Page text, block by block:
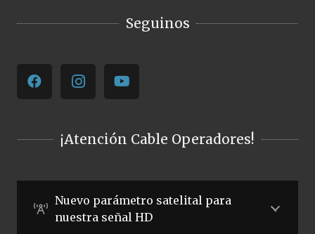
Seguinos
¡Atención Cable Operadores!
Nuevo parámetro satelital para
nuestra señal HD